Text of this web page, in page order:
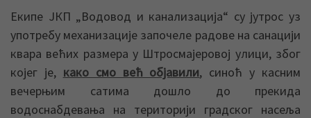
Екипе ЈКП „Водовод и канализација“ су јутрос уз
употребу механизације започеле радове на санацији
квара већих размера у Штросмајеровој улици, због
којег је, како смо већ објавили, синоћ у касним
вечерњим сатима дошло до прекида
водоснабдевања на територији градског насеља